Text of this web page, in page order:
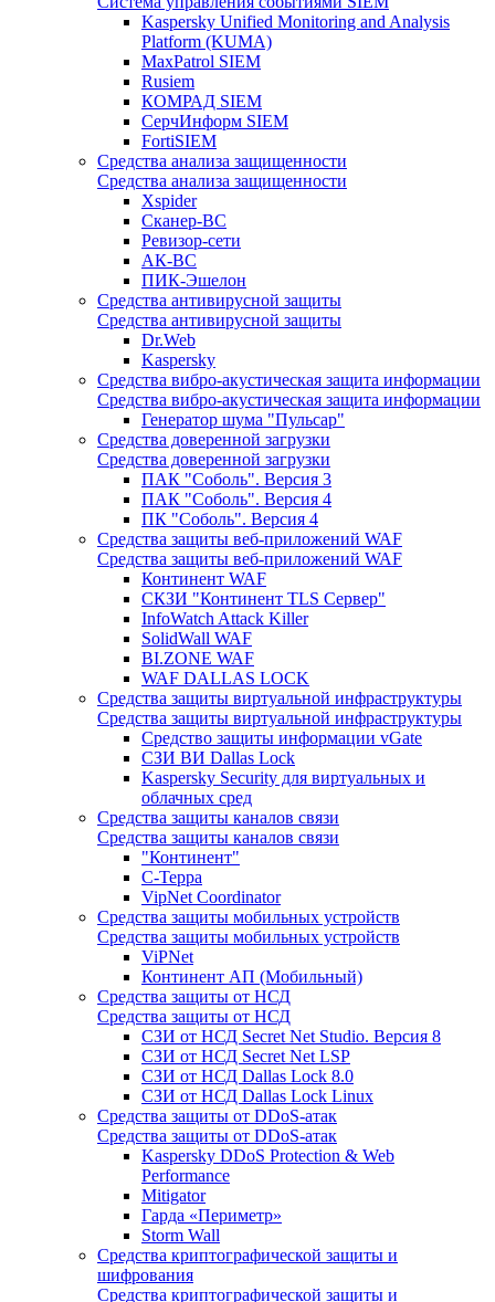
Kaspersky Unified Monitoring and Analysis
Platform (KUMA)
MaxPatrol SIEM
Rusiem
КОМРАД SIEM
СерчИнформ SIEM
FortiSIEM
Средства анализа защищенности
Средства анализа защищенности
Xspider
Сканер-ВС
Ревизор-сети
АК-ВС
ПИК-Эшелон
Средства антивирусной защиты
Средства антивирусной защиты
Dr.Web
Kaspersky
Средства вибро-акустическая защита информации
Средства вибро-акустическая защита информации
Генератор шума "Пульсар"
Средства доверенной загрузки
Средства доверенной загрузки
ПАК "Соболь". Версия 3
ПАК "Соболь". Версия 4
ПК "Соболь". Версия 4
Средства защиты веб-приложений WAF
Средства защиты веб-приложений WAF
Континент WAF
СКЗИ "Континент TLS Сервер"
InfoWatch Attack Killer
SolidWall WAF
BI.ZONE WAF
WAF DALLAS LOCK
Средства защиты виртуальной инфраструктуры
Средства защиты виртуальной инфраструктуры
Средство защиты информации vGate
СЗИ ВИ Dallas Lock
Kaspersky Security для виртуальных и
облачных сред
Средства защиты каналов связи
Средства защиты каналов связи
"Континент"
С-Терра
VipNet Coordinator
Средства защиты мобильных устройств
Средства защиты мобильных устройств
ViPNet
Континент АП (Мобильный)
Средства защиты от НСД
Средства защиты от НСД
СЗИ от НСД Secret Net Studio. Версия 8
СЗИ от НСД Secret Net LSP
СЗИ от НСД Dallas Lock 8.0
СЗИ от НСД Dallas Lock Linux
Средства защиты от DDoS-атак
Средства защиты от DDoS-атак
Kaspersky DDoS Protection & Web
Performance
Mitigator
Гарда «Периметр»
Storm Wall
Средства криптографической защиты и
шифрования
Средства криптографической защиты и